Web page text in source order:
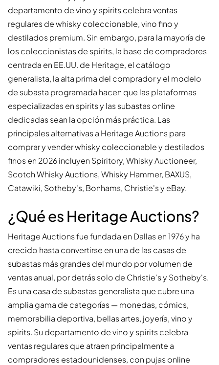
departamento de vino y spirits celebra ventas
regulares de whisky coleccionable, vino fino y
destilados premium. Sin embargo, para la mayoría de
los coleccionistas de spirits, la base de compradores
centrada en EE.UU. de Heritage, el catálogo
generalista, la alta prima del comprador y el modelo
de subasta programada hacen que las plataformas
especializadas en spirits y las subastas online
dedicadas sean la opción más práctica. Las
principales alternativas a Heritage Auctions para
comprar y vender whisky coleccionable y destilados
finos en 2026 incluyen Spiritory, Whisky Auctioneer,
Scotch Whisky Auctions, Whisky Hammer, BAXUS,
Catawiki, Sotheby's, Bonhams, Christie's y eBay.
¿Qué es Heritage Auctions?
Heritage Auctions fue fundada en Dallas en 1976 y ha
crecido hasta convertirse en una de las casas de
subastas más grandes del mundo por volumen de
ventas anual, por detrás solo de Christie's y Sotheby's.
Es una casa de subastas generalista que cubre una
amplia gama de categorías — monedas, cómics,
memorabilia deportiva, bellas artes, joyería, vino y
spirits. Su departamento de vino y spirits celebra
ventas regulares que atraen principalmente a
compradores estadounidenses, con pujas online